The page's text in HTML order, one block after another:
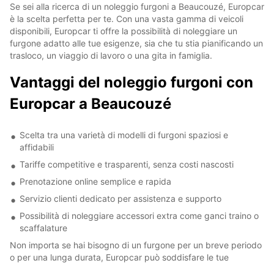
Se sei alla ricerca di un noleggio furgoni a Beaucouzé, Europcar
è la scelta perfetta per te. Con una vasta gamma di veicoli
disponibili, Europcar ti offre la possibilità di noleggiare un
furgone adatto alle tue esigenze, sia che tu stia pianificando un
trasloco, un viaggio di lavoro o una gita in famiglia.
Vantaggi del noleggio furgoni con
Europcar a Beaucouzé
Scelta tra una varietà di modelli di furgoni spaziosi e
affidabili
Tariffe competitive e trasparenti, senza costi nascosti
Prenotazione online semplice e rapida
Servizio clienti dedicato per assistenza e supporto
Possibilità di noleggiare accessori extra come ganci traino o
scaffalature
Non importa se hai bisogno di un furgone per un breve periodo
o per una lunga durata, Europcar può soddisfare le tue